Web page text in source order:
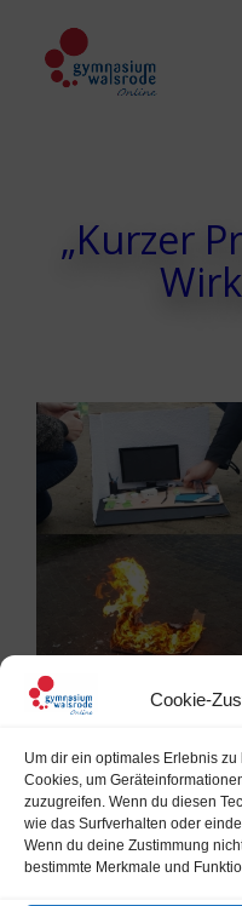
Cookie-
Um dir ein optimales Erlebnis
Cookies, um
zuzugreifen. Wenn du diesen
wie das Surfverhalten oder
Wenn du deine Zustimmung
bestimmte Merkmale und
„Kurzer
Der
auseinandergesetzt und
Ereignis aus Papier
Dezember). Diese
Originalfoto eines
Modell ausgestellt. Eine